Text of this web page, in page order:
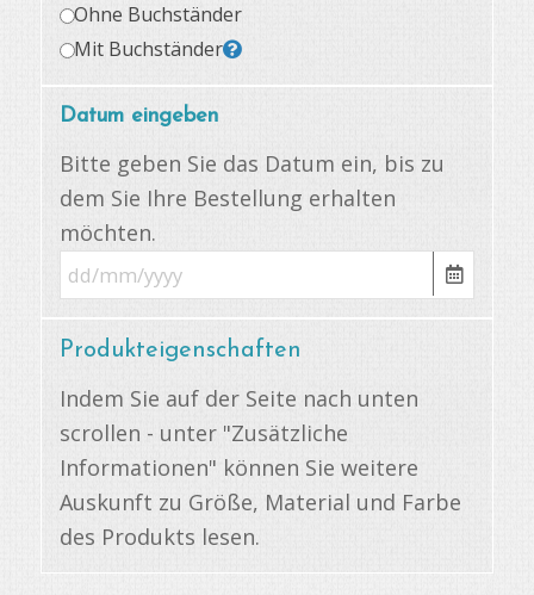
Ohne Buchständer
Mit Buchständer
Datum eingeben
Bitte geben Sie das Datum ein, bis zu
dem Sie Ihre Bestellung erhalten
möchten.
Produkteigenschaften
Indem Sie auf der Seite nach unten
scrollen - unter "Zusätzliche
Informationen" können Sie weitere
Auskunft zu Größe, Material und Farbe
des Produkts lesen.